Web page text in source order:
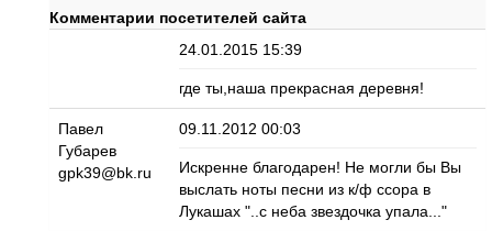
Комментарии посетителей сайта
24.01.2015 15:39
где ты,наша прекрасная деревня!
Павел
Губарев
gpk39@bk.ru
09.11.2012 00:03
Искренне благодарен! Не могли бы Вы
выслать ноты песни из к/ф ссора в
Лукашах "..с неба звездочка упала..."